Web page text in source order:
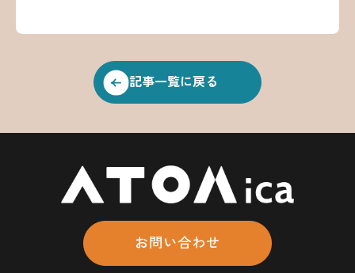
記事一覧に戻る
お問い合わせ